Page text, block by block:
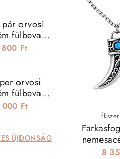
orvosi
fülbevaló
- virág és
Ft
orvosi
fülbevaló,
Ft
ÚJDONSÁG
8